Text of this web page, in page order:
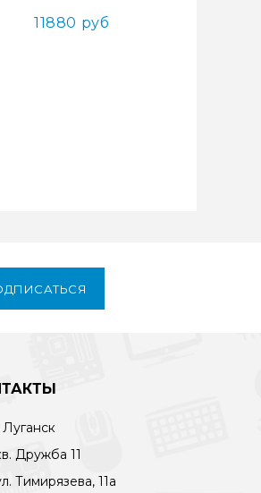
11880 руб
Луганск
Дружба 11
Тимирязева, 11а